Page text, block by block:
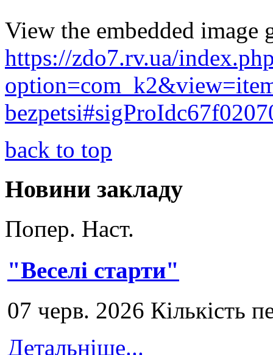
View the embedded image
https://zdo7.rv.ua/
back to top
Новини закладу
Попер. Наст.
"Веселі старти"
07 черв. 2026 Кількість
Детальніше...